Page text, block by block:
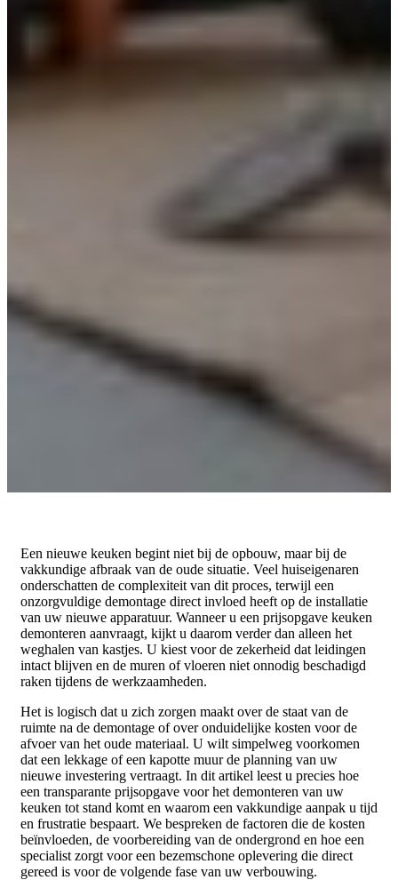
Een nieuwe keuken begint niet bij de opbouw, maar bij de
vakkundige afbraak van de oude situatie. Veel huiseigenaren
onderschatten de complexiteit van dit proces, terwijl een
onzorgvuldige demontage direct invloed heeft op de installatie
van uw nieuwe apparatuur. Wanneer u een prijsopgave keuken
demonteren aanvraagt, kijkt u daarom verder dan alleen het
weghalen van kastjes. U kiest voor de zekerheid dat leidingen
intact blijven en de muren of vloeren niet onnodig beschadigd
raken tijdens de werkzaamheden.
Het is logisch dat u zich zorgen maakt over de staat van de
ruimte na de demontage of over onduidelijke kosten voor de
afvoer van het oude materiaal. U wilt simpelweg voorkomen
dat een lekkage of een kapotte muur de planning van uw
nieuwe investering vertraagt. In dit artikel leest u precies hoe
een transparante prijsopgave voor het demonteren van uw
keuken tot stand komt en waarom een vakkundige aanpak u tijd
en frustratie bespaart. We bespreken de factoren die de kosten
beïnvloeden, de voorbereiding van de ondergrond en hoe een
specialist zorgt voor een bezemschone oplevering die direct
gereed is voor de volgende fase van uw verbouwing.